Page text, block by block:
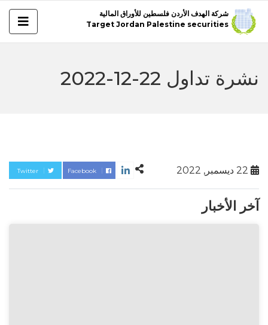
شركة الهدف الأردن فلسطين للأوراق المالية
Target Jordan Palestine securities
نشرة تداول 22-12-2022
Twitter Facebook
آخر الأخبار